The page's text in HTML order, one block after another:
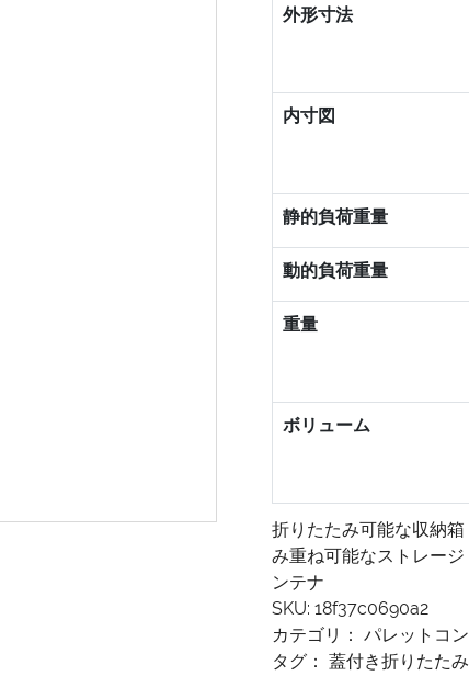
外形寸法
内寸図
静的負荷重量
動的負荷重量
重量
ボリューム
折りたたみ可能な収納箱
み重ね可能なストレージ
ンテナ
SKU: 18f37c0690a2
カテゴリ： パレットコ
タグ： 蓋付き折りたた